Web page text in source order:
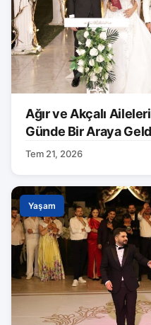
Ağır ve Akçalı
Günde Bir Araya
Tem 21, 2026
Yaşam